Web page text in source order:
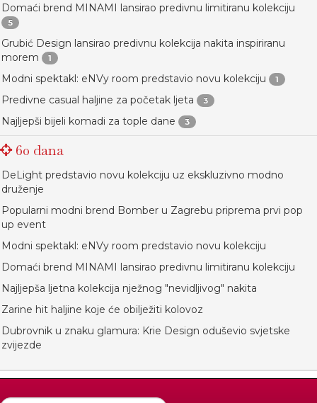
Domaći brend MINAMI lansirao predivnu limitiranu kolekciju
5
Grubić Design lansirao predivnu kolekcija nakita inspiriranu
morem
1
Modni spektakl: eNVy room predstavio novu kolekciju 1
Predivne casual haljine za početak ljeta 3
Najljepši bijeli komadi za tople dane 3
60 dana
DeLight predstavio novu kolekciju uz ekskluzivno modno
druženje
Popularni modni brend Bomber u Zagrebu priprema prvi pop
up event
Modni spektakl: eNVy room predstavio novu kolekciju
Domaći brend MINAMI lansirao predivnu limitiranu kolekciju
Najljepša ljetna kolekcija nježnog "nevidljivog" nakita
Zarine hit haljine koje će obilježiti kolovoz
Dubrovnik u znaku glamura: Krie Design oduševio svjetske
zvijezde